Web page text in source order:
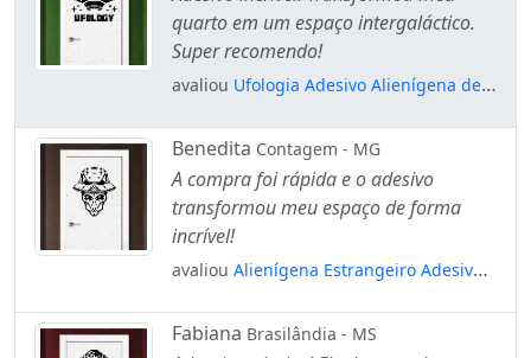
quarto em um espaço intergaláctico.
Super recomendo!
avaliou Ufologia Adesivo Alienígena de
Mod:304
Benedita Contagem - MG
A compra foi rápida e o adesivo
transformou meu espaço de forma
incrível!
avaliou Alienígena Estrangeiro Adesivo
e Vidro Mod:93
Fabiana Brasilândia - MS